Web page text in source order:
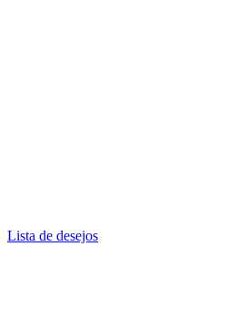
Lista de desejos